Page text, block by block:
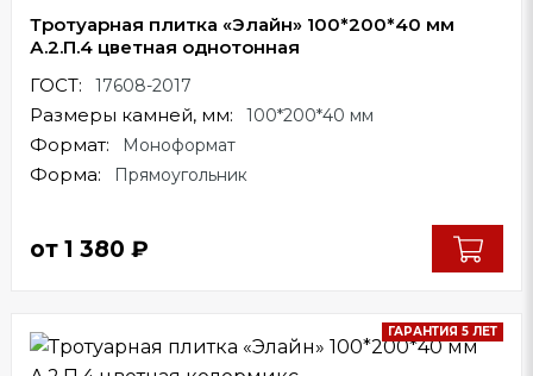
Тротуарная плитка «Элайн» 100*200*40 мм
А.2.П.4 цветная однотонная
ГОСТ: 17608-2017
Размеры камней, мм: 100*200*40 мм
Формат: Моноформат
Форма: Прямоугольник
от 1 380 ₽
ГАРАНТИЯ 5 ЛЕТ